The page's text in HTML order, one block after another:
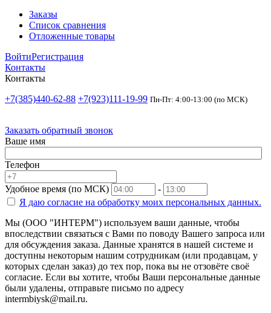
Заказы
Список сравнения
Отложенные товары
ВойтиРегистрация
Контакты
Контакты
+7(385)440-62-88 +7(923)111-19-99 Пн-Пт: 4:00-13:00 (по МСК)
Заказать обратный звонок
Ваше имя
Телефон
Удобное время (по МСК)
-
Я даю согласие на обработку моих персональных данных.
Мы (ООО "ИНТЕРМ") используем ваши данные, чтобы
впоследствии связаться с Вами по поводу Вашего запроса или
для обсуждения заказа. Данные хранятся в нашей системе и
доступны некоторым нашим сотрудникам (или продавцам, у
которых сделан заказ) до тех пор, пока вы не отзовёте своё
согласие. Если вы хотите, чтобы Ваши персональные данные
были удалены, отправьте письмо по адресу
intermbiysk@mail.ru.